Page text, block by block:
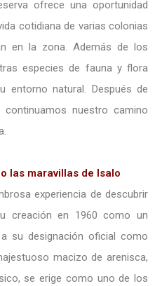
ofrece una oportunidad
cotidiana de varias colonias
en la zona. Además de los
especies de fauna y flora
entorno natural. Después de
continuamos nuestro camino
las maravillas de Isalo
experiencia de descubrir
creación en 1960 como un
su designación oficial como
macizo de arenisca,
se erige como uno de los